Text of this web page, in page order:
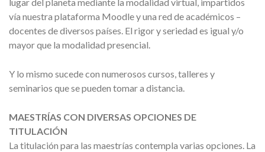
vía nuestra plataforma Moodle y una red de académicos –
docentes de diversos países. El rigor y seriedad es igual y/o
mayor que la modalidad presencial.
Y lo mismo sucede con numerosos cursos, talleres y
seminarios que se pueden tomar a distancia.
MAESTRÍAS CON DIVERSAS OPCIONES DE
TITULACIÓN
La titulación para las maestrías contempla varias opciones. La